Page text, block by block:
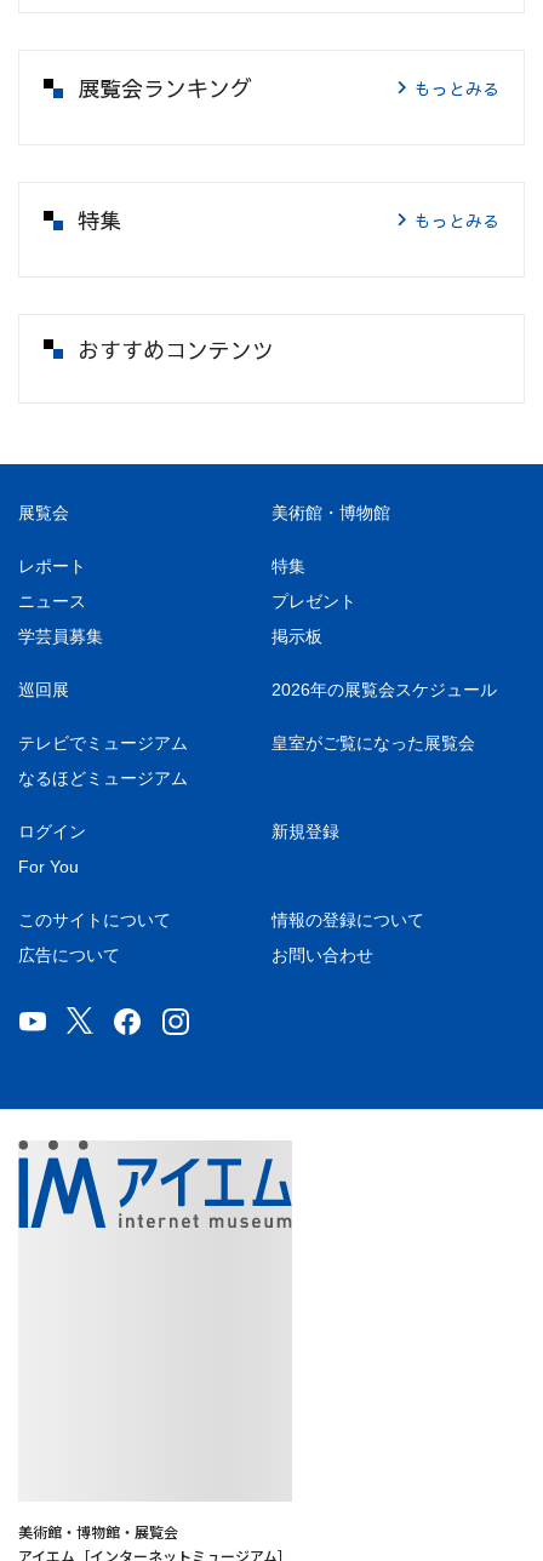
展覧会ランキング もっとみる
特集 もっとみる
おすすめコンテンツ
展覧会 美術館・博物館
レポート
特集
ニュース
プレゼント
学芸員募集
掲示板
巡回展 2026年の展覧会スケジュール
テレビでミュージアム
皇室がご覧になった展覧会
なるほどミュージアム
ログイン
新規登録
For You
このサイトについて
情報の登録について
広告について
お問い合わせ
美術館・博物館・展覧会
アイエム［インターネットミュージアム］